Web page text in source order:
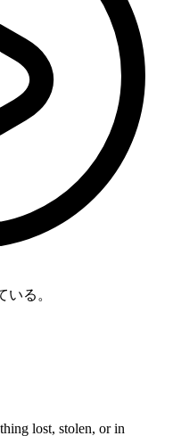
いる。
lost, stolen, or in